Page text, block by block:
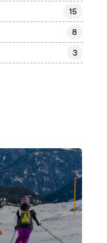
15
8
3